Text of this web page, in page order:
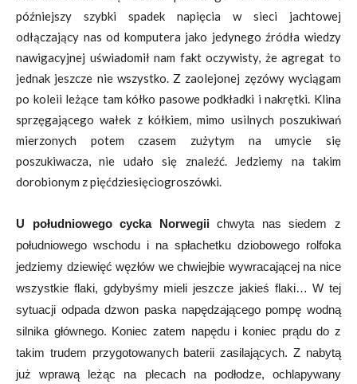
późniejszy szybki spadek napięcia w sieci jachtowej
odłączający nas od komputera jako jedynego źródła wiedzy
nawigacyjnej uświadomił nam fakt oczywisty, że agregat to
jednak jeszcze nie wszystko. Z zaolejonej zęzówy wyciągam
po koleii leżące tam kółko pasowe podkładki i nakrętki. Klina
sprzęgającego wałek z kółkiem, mimo usilnych poszukiwań
mierzonych potem czasem zużytym na umycie się
poszukiwacza, nie udało się znaleźć. Jedziemy na takim
dorobionym z pięćdziesięciogroszówki.
U południowego cycka Norwegiichwyta nas siedem z
południowego wschodu i na spłachetku dziobowego rolfoka
jedziemy dziewięć węzłów we chwiejbie wywracającej na nice
wszystkie flaki, gdybyśmy mieli jeszcze jakieś flaki… W tej
sytuacji odpada dzwon paska napędzającego pompę wodną
silnika głównego. Koniec zatem napędu i koniec prądu do z
takim trudem przygotowanych baterii zasilających. Z nabytą
już wprawą leżąc na plecach na podłodze, ochlapywany